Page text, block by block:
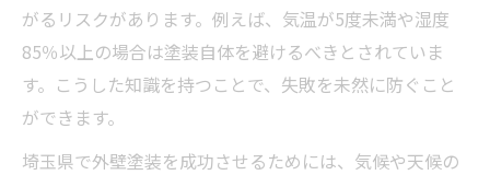
がるリスクがあります。例えば、気温が5度未満や湿度
85％以上の場合は塗装自体を避けるべきとされていま
す。こうした知識を持つことで、失敗を未然に防ぐこと
ができます。
埼玉県で外壁塗装を成功させるためには、気候や天候の